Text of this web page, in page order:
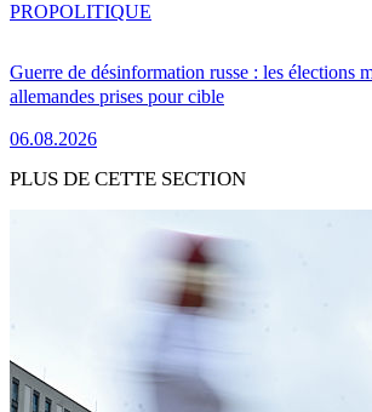
Guerre de désinformation russe : les élections
allemandes prises pour cible
06.08.2026
PROPOLITIQUE
PLUS DE CETTE SECTION